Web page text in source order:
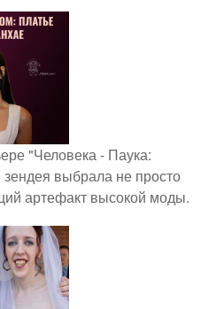
"Человека - Паука:
выбрала не просто
артефакт высокой моды.